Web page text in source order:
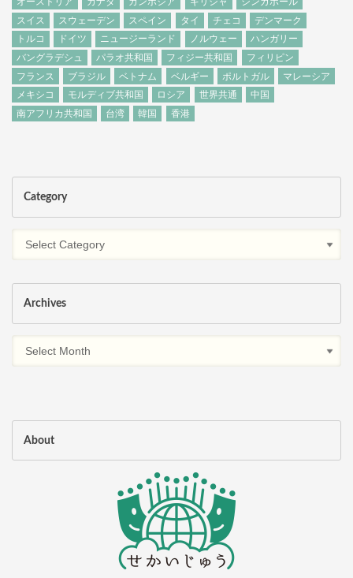
スイス
スウェーデン スペイン タイ チェコ
デンマーク
トルコ
ドイツ ニュージーランド ノルウェー
ハンガリー
バングラデシュ
パラオ共和国 フィジー共和国
フィリピン
フランス
ブラジル ベトナム ベルギー ポルトガル
マレーシア
メキシコ
モルディブ共和国 ロシア 世界共通
中国
南アフリカ共和国
台湾 韓国 香港
Category
Archives
About